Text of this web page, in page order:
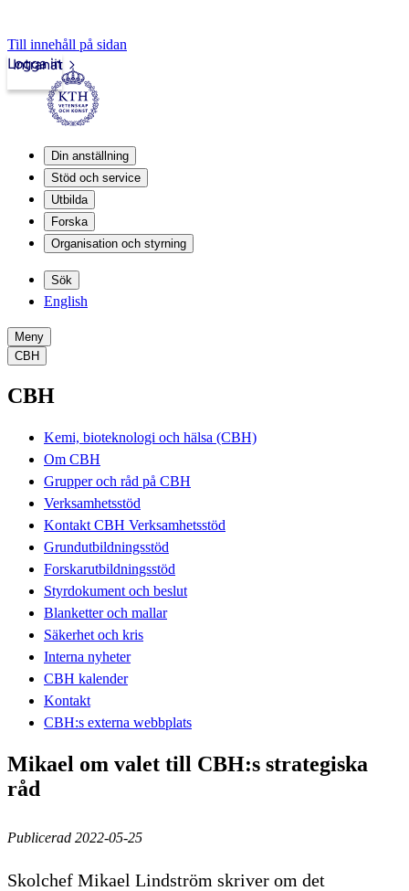
Till innehåll på sidan
Intranät
Logga in
Din anställning
Stöd och service
Utbilda
Forska
Organisation och styrning
Sök
English
Meny
CBH
CBH
Kemi, bioteknologi och hälsa (CBH)
Om CBH
Grupper och råd på CBH
Verksamhetsstöd
Kontakt CBH Verksamhetsstöd
Grundutbildningsstöd
Forskarutbildningsstöd
Styrdokument och beslut
Blanketter och mallar
Säkerhet och kris
Interna nyheter
CBH kalender
Kontakt
CBH:s externa webbplats
Mikael om valet till CBH:s strategiska
råd
Publicerad 2022-05-25
Skolchef Mikael Lindström skriver om det